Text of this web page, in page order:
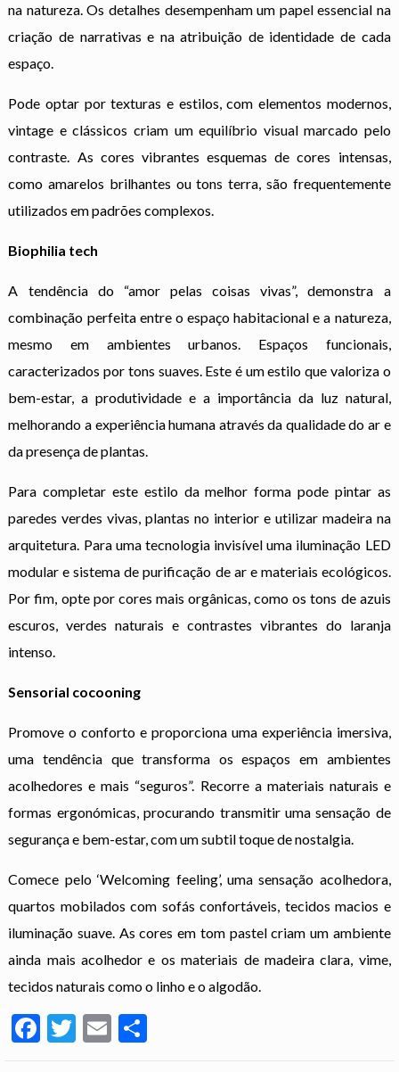
na natureza. Os detalhes desempenham um papel essencial na
criação de narrativas e na atribuição de identidade de cada
espaço.
Pode optar por texturas e estilos, com elementos modernos,
vintage e clássicos criam um equilíbrio visual marcado pelo
contraste. As cores vibrantes esquemas de cores intensas,
como amarelos brilhantes ou tons terra, são frequentemente
utilizados em padrões complexos.
Biophilia tech
A tendência do “amor pelas coisas vivas”, demonstra a
combinação perfeita entre o espaço habitacional e a natureza,
mesmo em ambientes urbanos. Espaços funcionais,
caracterizados por tons suaves. Este é um estilo que valoriza o
bem-estar, a produtividade e a importância da luz natural,
melhorando a experiência humana através da qualidade do ar e
da presença de plantas.
Para completar este estilo da melhor forma pode pintar as
paredes verdes vivas, plantas no interior e utilizar madeira na
arquitetura. Para uma tecnologia invisível uma iluminação LED
modular e sistema de purificação de ar e materiais ecológicos.
Por fim, opte por cores mais orgânicas, como os tons de azuis
escuros, verdes naturais e contrastes vibrantes do laranja
intenso.
Sensorial cocooning
Promove o conforto e proporciona uma experiência imersiva,
uma tendência que transforma os espaços em ambientes
acolhedores e mais “seguros”. Recorre a materiais naturais e
formas ergonómicas, procurando transmitir uma sensação de
segurança e bem-estar, com um subtil toque de nostalgia.
Comece pelo ‘Welcoming feeling’, uma sensação acolhedora,
quartos mobilados com sofás confortáveis, tecidos macios e
iluminação suave. As cores em tom pastel criam um ambiente
ainda mais acolhedor e os materiais de madeira clara, vime,
tecidos naturais como o linho e o algodão.
Facebook
Twitter
Email